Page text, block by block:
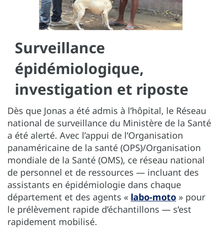
Surveillance
épidémiologique,
investigation et riposte
Dès que Jonas a été admis à l’hôpital, le Réseau
national de surveillance du Ministère de la Santé
a été alerté. Avec l’appui de l’Organisation
panaméricaine de la santé (OPS)/Organisation
mondiale de la Santé (OMS), ce réseau national
de personnel et de ressources — incluant des
assistants en épidémiologie dans chaque
département et des agents « labo-moto » pour
le prélèvement rapide d’échantillons — s’est
rapidement mobilisé.